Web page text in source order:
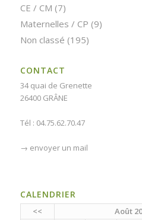
CE / CM (7)
Maternelles / CP (9)
Non classé (195)
CONTACT
34 quai de Grenette
26400 GRÂNE
Tél : 04.75.62.70.47
→ envoyer un mail
CALENDRIER
<< Août